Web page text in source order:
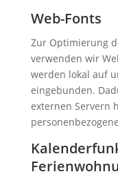
Web-Fonts
Zur Optimierung
verwenden wir
werden lokal auf
eingebunden.
externen Servern